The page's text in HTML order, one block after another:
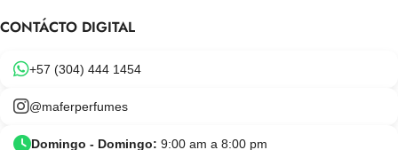
CONTÁCTO DIGITAL
+57 (304) 444 1454
@maferperfumes
Domingo - Domingo: 9:00 am a 8:00 pm